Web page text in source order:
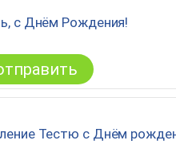
с Днём Рождения!
Тестю с Днём